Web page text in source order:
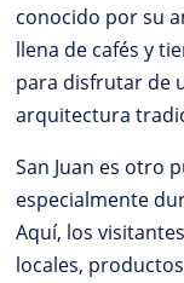
conocido por su
llena de cafés y
para disfrutar de
arquitectura
San Juan es otro
especialmente
Aquí, los
locales,